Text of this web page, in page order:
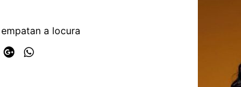
a locura